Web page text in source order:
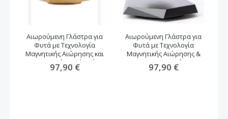
Αιωρούμενη Γλάστρα για
Φυτά με Τεχνολογία
Μαγνητικής Αιώρησης και
Περιστροφή -καφέ χρώμα
97,90 €
Αιωρούμενη Γλάστρα για
Φυτά με Τεχνολογία
Μαγνητικής Αιώρησης &
Περιστροφή
97,90 €